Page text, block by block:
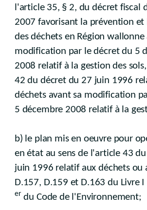
l'article 35, § 2, du décret fiscal
2007 favorisant la prévention et
des déchets en Région wallonne
modification par le décret du 5
2008 relatif à la gestion des
42 du décret du 27 juin 1996
déchets avant sa modification
5 décembre 2008 relatif à la
b) le plan mis en oeuvre pour
en état au sens de l'article 43
juin 1996 relatif aux déchets ou
D.157, D.159 et D.163 du Livre I
er du Code de l'Environnement;